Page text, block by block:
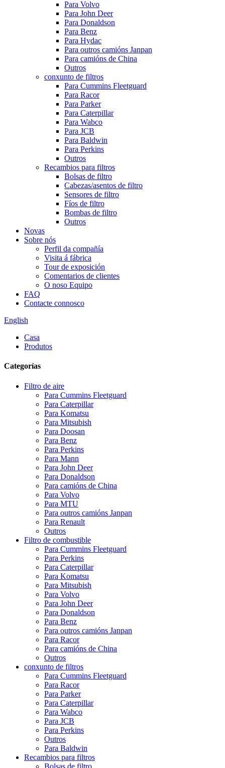
Para Volvo
Para John Deer
Para Donaldson
Para Benz
Para Hydac
Para outros camións Janpan
Para camións de China
Outros
conxunto de filtros
Para Cummins Fleetguard
Para Racor
Para Parker
Para Caterpillar
Para Wabco
Para JCB
Para Baldwin
Para Perkins
Outros
Recambios para filtros
Bolsas de filtro
Cabezas/asentos de filtro
Sensores de filtro
Fíos de filtro
Bombas de filtro
Outros
Novas
Sobre nós
Perfil da compañía
Visita á fábrica
Tour de exposición
Comentarios de clientes
O noso Equipo
FAQ
Contacte connosco
English
Casa
Produtos
Categorías
Filtro de aire
Para Cummins Fleetguard
Para Caterpillar
Para Komatsu
Para Mitsubish
Para Doosan
Para Benz
Para Perkins
Para Mann
Para John Deer
Para Donaldson
Para camións de China
Para Volvo
Para MTU
Para outros camións Janpan
Para Renault
Outros
Filtro de combustible
Para Cummins Fleetguard
Para Perkins
Para Caterpillar
Para Komatsu
Para Mitsubish
Para Volvo
Para John Deer
Para Donaldson
Para Benz
Para outros camións Janpan
Para Racor
Para camións de China
Outros
conxunto de filtros
Para Cummins Fleetguard
Para Racor
Para Parker
Para Caterpillar
Para Wabco
Para JCB
Para Perkins
Outros
Para Baldwin
Recambios para filtros
Bolsas de filtro